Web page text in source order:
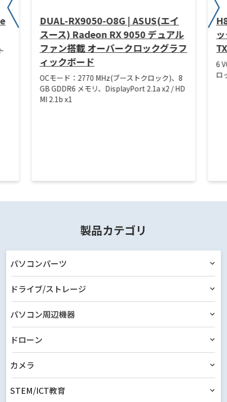
DUAL-RX9050-O8G | ASUS(エイ
スース) Radeon RX 9050 デュアル
ファン搭載 オーバークロックグラフ
ィックボード
OCモード：2770 MHz(ブーストクロック)、8
GB GDDR6 メモリ、DisplayPort 2.1a x2 / HD
MI 2.1b x1
6
ロ
製品カテゴリ
パソコンパーツ
ドライブ/ストレージ
パソコン周辺機器
ドローン
カメラ
STEM/ICT教育